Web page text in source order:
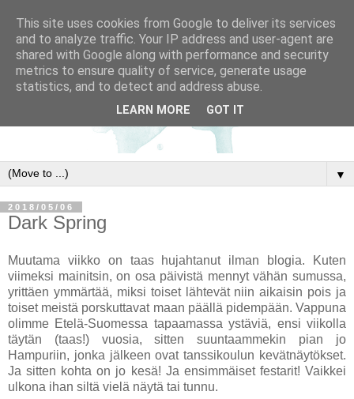
▼
2018/05/06
Dark Spring
Muutama viikko on taas hujahtanut ilman blogia. Kuten
viimeksi mainitsin, on osa päivistä mennyt vähän sumussa,
yrittäen ymmärtää, miksi toiset lähtevät niin aikaisin pois ja
toiset meistä porskuttavat maan päällä pidempään. Vappuna
olimme Etelä-Suomessa tapaamassa ystäviä, ensi viikolla
täytän (taas!) vuosia, sitten suuntaammekin pian jo
Hampuriin, jonka jälkeen ovat tanssikoulun kevätnäytökset.
Ja sitten kohta on jo kesä! Ja ensimmäiset festarit! Vaikkei
ulkona ihan siltä vielä näytä tai tunnu.
This site uses cookies from Google to deliver its services
and to analyze traffic. Your IP address and user-agent are
shared with Google along with performance and security
metrics to ensure quality of service, generate usage
statistics, and to detect and address abuse.
LEARN MORE GOT IT